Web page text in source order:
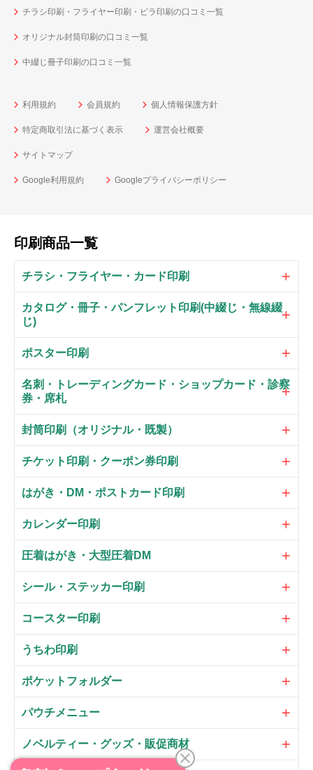
チラシ印刷・フライヤー印刷・ビラ印刷の口コミ一覧
オリジナル封筒印刷の口コミ一覧
中綴じ冊子印刷の口コミ一覧
利用規約 会員規約 個人情報保護方針
特定商取引法に基づく表示 運営会社概要
サイトマップ
Google利用規約 Googleプライバシーポリシー
印刷商品一覧
チラシ・フライヤー・カード印刷
カタログ・冊子・パンフレット印刷(中綴じ・無線綴
じ)
ポスター印刷
名刺・トレーディングカード・ショップカード・診察
券・席札
封筒印刷（オリジナル・既製）
チケット印刷・クーポン券印刷
はがき・DM・ポストカード印刷
カレンダー印刷
圧着はがき・大型圧着DM
シール・ステッカー印刷
コースター印刷
うちわ印刷
ポケットフォルダー
パウチメニュー
ノベルティー・グッズ・販促商材